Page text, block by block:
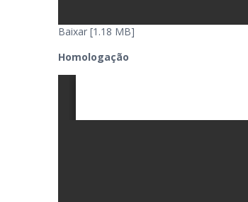
Baixar [1.18 MB]
Homologação